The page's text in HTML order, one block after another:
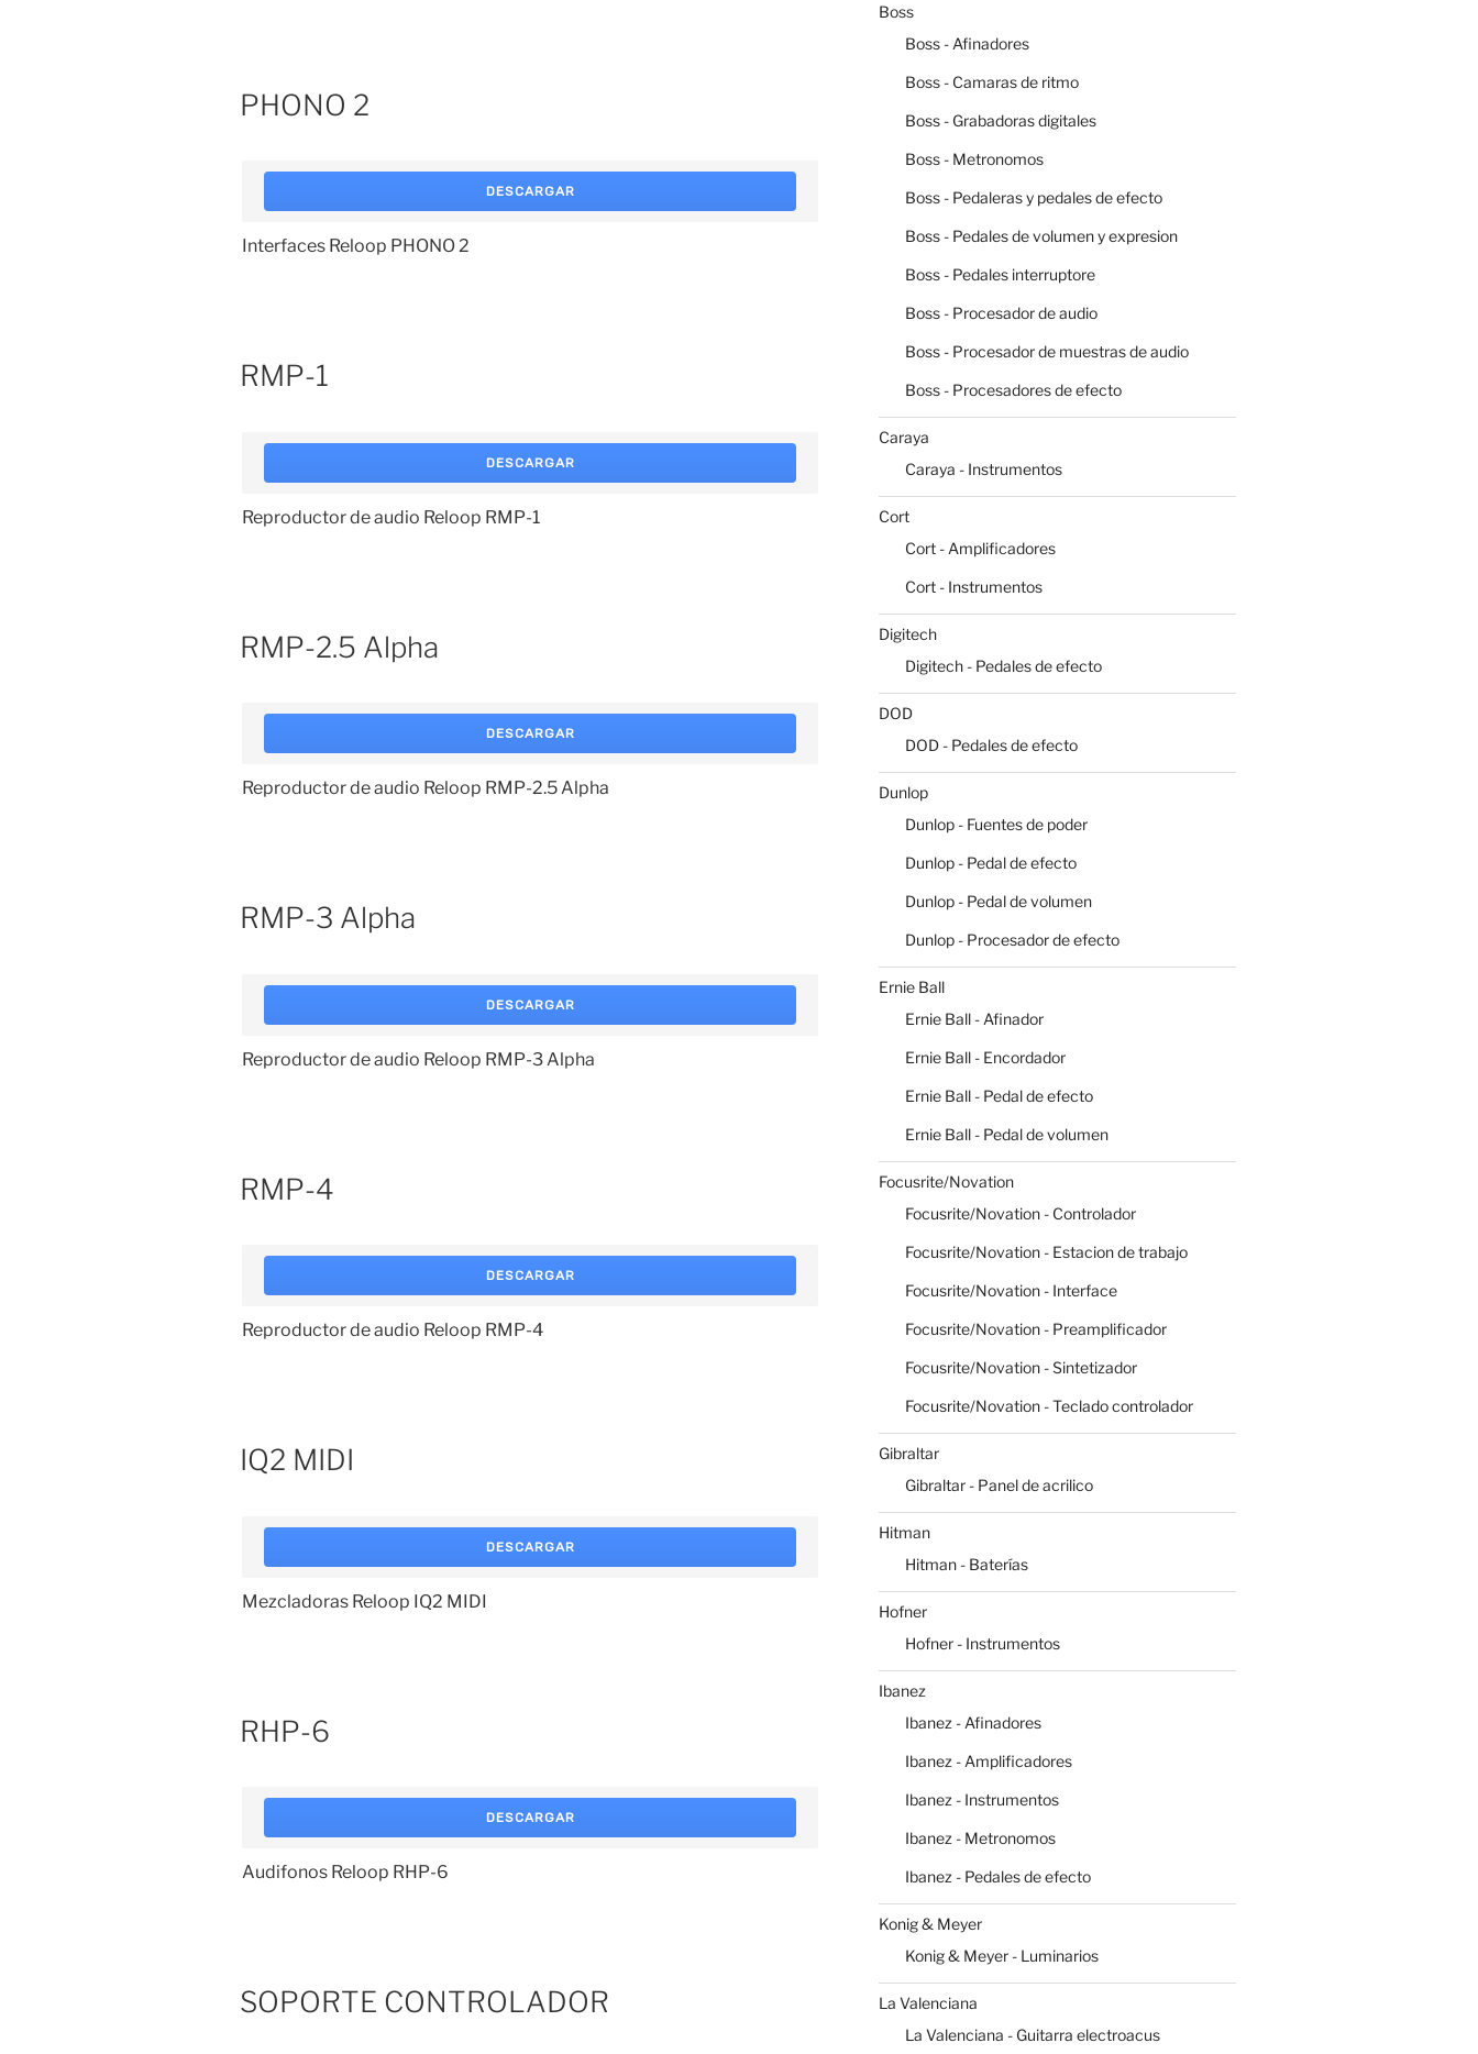
PHONO 2
DESCARGAR
Interfaces Reloop PHONO 2
RMP-1
DESCARGAR
Reproductor de audio Reloop RMP-1
RMP-2.5 Alpha
DESCARGAR
Reproductor de audio Reloop RMP-2.5 Alpha
RMP-3 Alpha
DESCARGAR
Reproductor de audio Reloop RMP-3 Alpha
RMP-4
DESCARGAR
Reproductor de audio Reloop RMP-4
IQ2 MIDI
DESCARGAR
Mezcladoras Reloop IQ2 MIDI
RHP-6
DESCARGAR
Audifonos Reloop RHP-6
SOPORTE CONTROLADOR
Boss
Boss - Afinadores
Boss - Camaras de ritmo
Boss - Grabadoras digitales
Boss - Metronomos
Boss - Pedaleras y pedales de efecto
Boss - Pedales de volumen y expresion
Boss - Pedales interruptore
Boss - Procesador de audio
Boss - Procesador de muestras de audio
Boss - Procesadores de efecto
Caraya
Caraya - Instrumentos
Cort
Cort - Amplificadores
Cort - Instrumentos
Digitech
Digitech - Pedales de efecto
DOD
DOD - Pedales de efecto
Dunlop
Dunlop - Fuentes de poder
Dunlop - Pedal de efecto
Dunlop - Pedal de volumen
Dunlop - Procesador de efecto
Ernie Ball
Ernie Ball - Afinador
Ernie Ball - Encordador
Ernie Ball - Pedal de efecto
Ernie Ball - Pedal de volumen
Focusrite/Novation
Focusrite/Novation - Controlador
Focusrite/Novation - Estacion de trabajo
Focusrite/Novation - Interface
Focusrite/Novation - Preamplificador
Focusrite/Novation - Sintetizador
Focusrite/Novation - Teclado controlador
Gibraltar
Gibraltar - Panel de acrilico
Hitman
Hitman - Baterías
Hofner
Hofner - Instrumentos
Ibanez
Ibanez - Afinadores
Ibanez - Amplificadores
Ibanez - Instrumentos
Ibanez - Metronomos
Ibanez - Pedales de efecto
Konig & Meyer
Konig & Meyer - Luminarios
La Valenciana
La Valenciana - Guitarra electroacus